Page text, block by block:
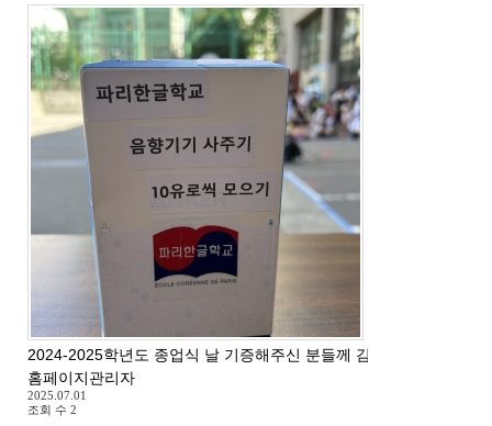
2024-2025학년도 종업식 날 기증해주신 분들께 감사드립니다.
홈페이지관리자
2025.07.01
조회 수 2